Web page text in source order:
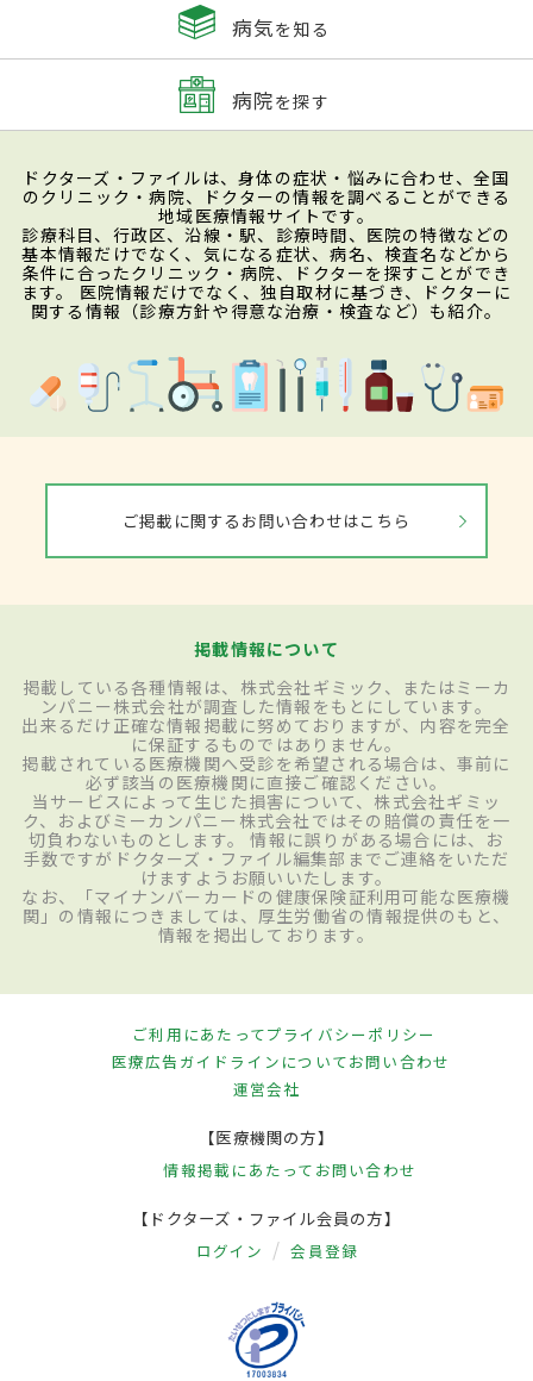
病気を知る
病院を探す
ドクターズ・ファイルは、身体の症状・悩みに合わせ、全国
のクリニック・病院、ドクターの情報を調べることができる
地域医療情報サイトです。
診療科目、行政区、沿線・駅、診療時間、医院の特徴などの
基本情報だけでなく、気になる症状、病名、検査名などから
条件に合ったクリニック・病院、ドクターを探すことができ
ます。 医院情報だけでなく、独自取材に基づき、ドクターに
関する情報（診療方針や得意な治療・検査など）も紹介。
ご掲載に関するお問い合わせはこちら
掲載情報について
掲載している各種情報は、株式会社ギミック、またはミーカ
ンパニー株式会社が調査した情報をもとにしています。
出来るだけ正確な情報掲載に努めておりますが、内容を完全
に保証するものではありません。
掲載されている医療機関へ受診を希望される場合は、事前に
必ず該当の医療機関に直接ご確認ください。
当サービスによって生じた損害について、株式会社ギミッ
ク、およびミーカンパニー株式会社ではその賠償の責任を一
切負わないものとします。 情報に誤りがある場合には、お
手数ですがドクターズ・ファイル編集部までご連絡をいただ
けますようお願いいたします。
なお、「マイナンバーカードの健康保険証利用可能な医療機
関」の情報につきましては、厚生労働省の情報提供のもと、
情報を掲出しております。
ご利用にあたってプライバシーポリシー
医療広告ガイドラインについてお問い合わせ
運営会社
【医療機関の方】
情報掲載にあたって お問い合わせ
【ドクターズ・ファイル会員の方】
ログイン 会員登録